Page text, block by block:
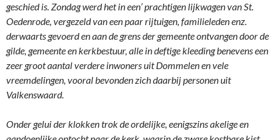
geschied is. Zondag werd het in een’ prachtigen lijkwagen van St.
Oedenrode, vergezeld van een paar rijtuigen, familieleden enz.
derwaarts gevoerd en aan de grens der gemeente ontvangen door de
gilde, gemeente en kerkbestuur, alle in deftige kleeding benevens een
zeer groot aantal verdere inwoners uit Dommelen en vele
vreemdelingen, vooral bevonden zich daarbij personen uit
Valkenswaard.
Onder gelui der klokken trok de ordelijke, eenigszins akelige en